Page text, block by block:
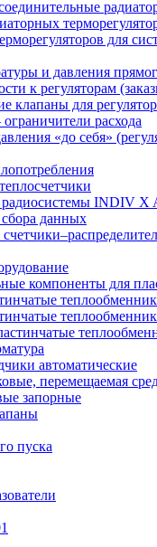
для
и давления
к регуляторам
клапаны для
расхода
«до себя»
INDIV X
данных
компоненты для
автоматические
перемещаемая
запорные
пуска